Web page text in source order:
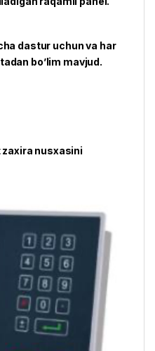
dastur uchun va har
bo’lim mavjud.
nusxasini